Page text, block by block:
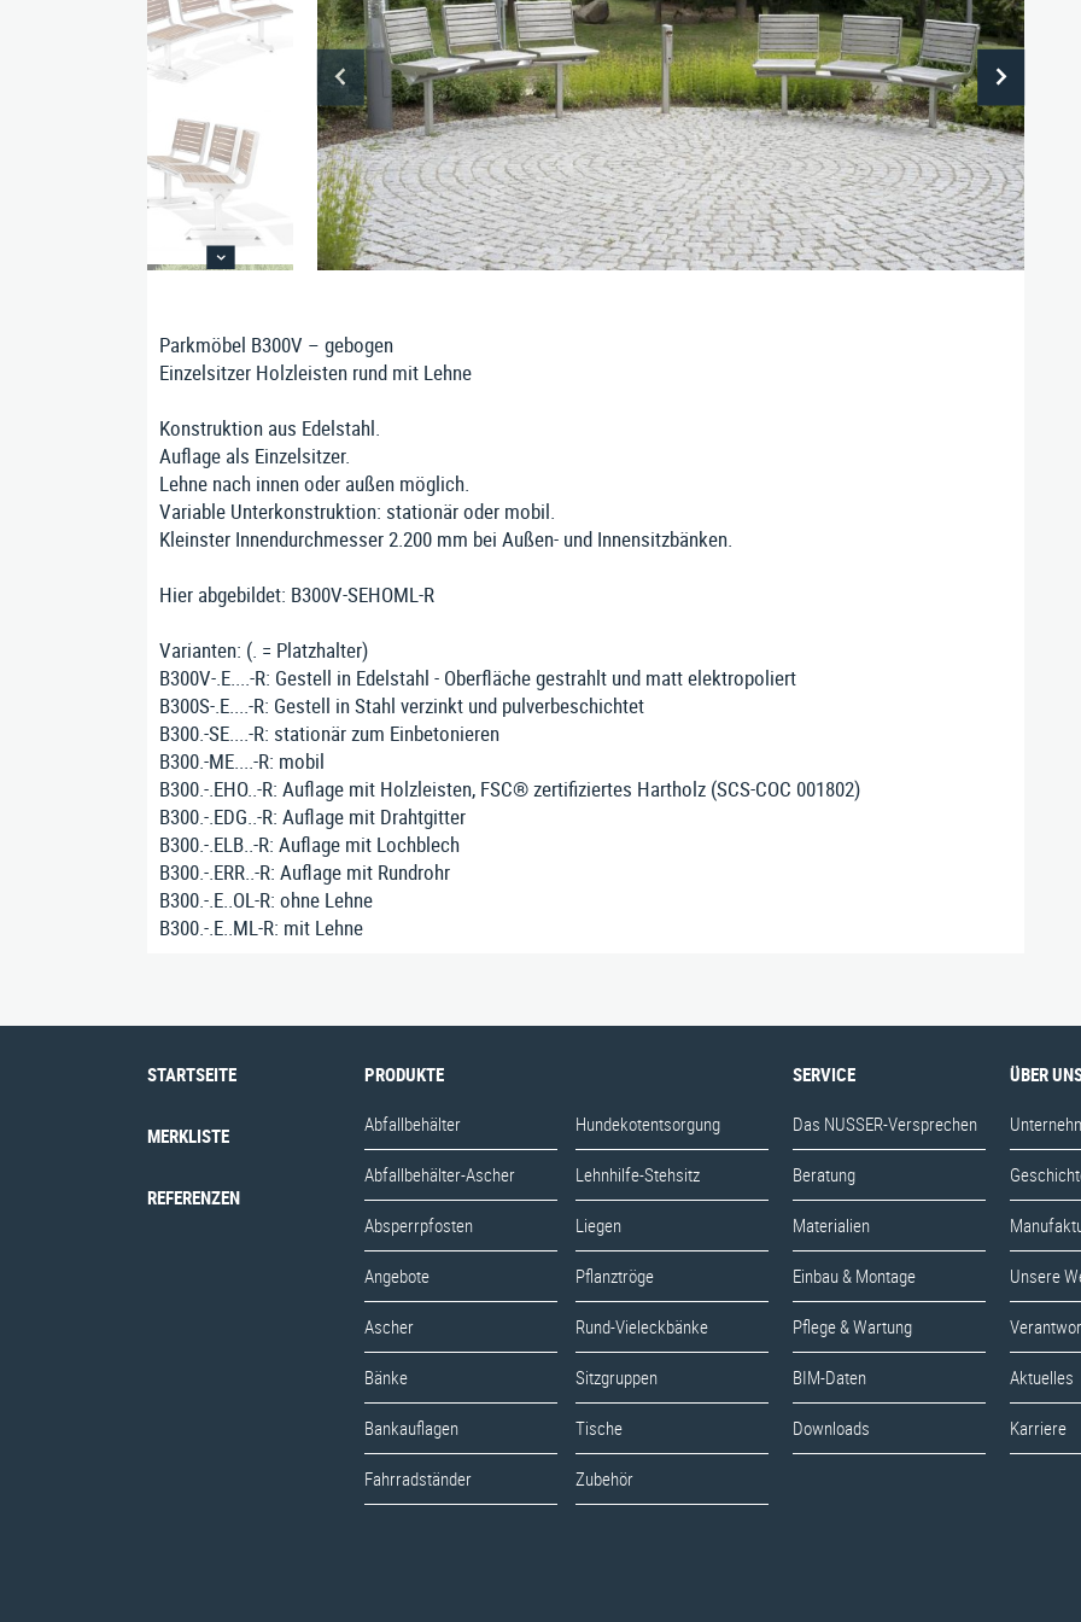
Bankauflagen
Fahrradständer
Tische
Zubehör
Downloads Karriere
Max-Eyth-Straße 33, D-71364 Winnenden|Telefon: 07195 / 693-111|Telefax: 07195 /
Parkmöbel B300V – gebogen
Einzelsitzer Holzleisten rund mit Lehne
Konstruktion aus Edelstahl.
Auflage als Einzelsitzer.
Lehne nach innen oder außen möglich.
Variable Unterkonstruktion: stationär oder mobil.
Kleinster Innendurchmesser 2.200 mm bei Außen- und Innensitzbänken.
Hier abgebildet: B300V-SEHOML-R
Varianten: (. = Platzhalter)
B300V-.E....-R: Gestell in Edelstahl - Oberfläche gestrahlt und matt elektropoliert
B300S-.E....-R: Gestell in Stahl verzinkt und pulverbeschichtet
B300.-SE....-R: stationär zum Einbetonieren
B300.-ME....-R: mobil
B300.-.EHO..-R: Auflage mit Holzleisten, FSC® zertifiziertes Hartholz (SCS-COC 001802)
B300.-.EDG..-R: Auflage mit Drahtgitter
B300.-.ELB..-R: Auflage mit Lochblech
B300.-.ERR..-R: Auflage mit Rundrohr
B300.-.E..OL-R: ohne Lehne
B300.-.E..ML-R: mit Lehne
STARTSEITE
MERKLISTE
REFERENZEN
PRODUKTE
Abfallbehälter
Abfallbehälter-Ascher
Absperrpfosten
Angebote
Ascher
Bänke
Bankauflagen
Fahrradständer
Hundekotentsorgung
Lehnhilfe-Stehsitz
Liegen
Pflanztröge
Rund-Vieleckbänke
Sitzgruppen
Tische
Zubehör
SERVICE
Das NUSSER-Versprechen
Beratung
Materialien
Einbau & Montage
Pflege & Wartung
BIM-Daten
Downloads
ÜBER
Unsere
Aktuelles
Karriere